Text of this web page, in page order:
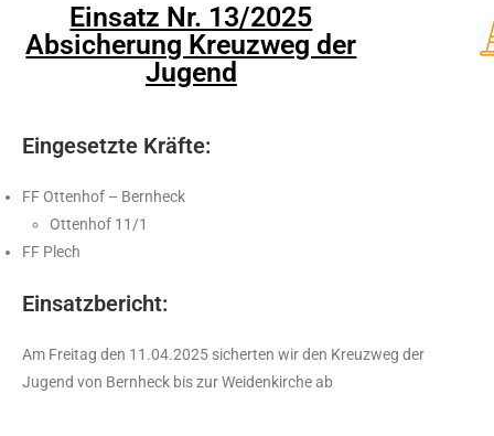
Einsatz Nr. 13/2025
Absicherung Kreuzweg der
Jugend
Eingesetzte Kräfte:
FF Ottenhof – Bernheck
Ottenhof 11/1
FF Plech
Einsatzbericht:
Am Freitag den 11.04.2025 sicherten wir den Kreuzweg der
Jugend von Bernheck bis zur Weidenkirche ab